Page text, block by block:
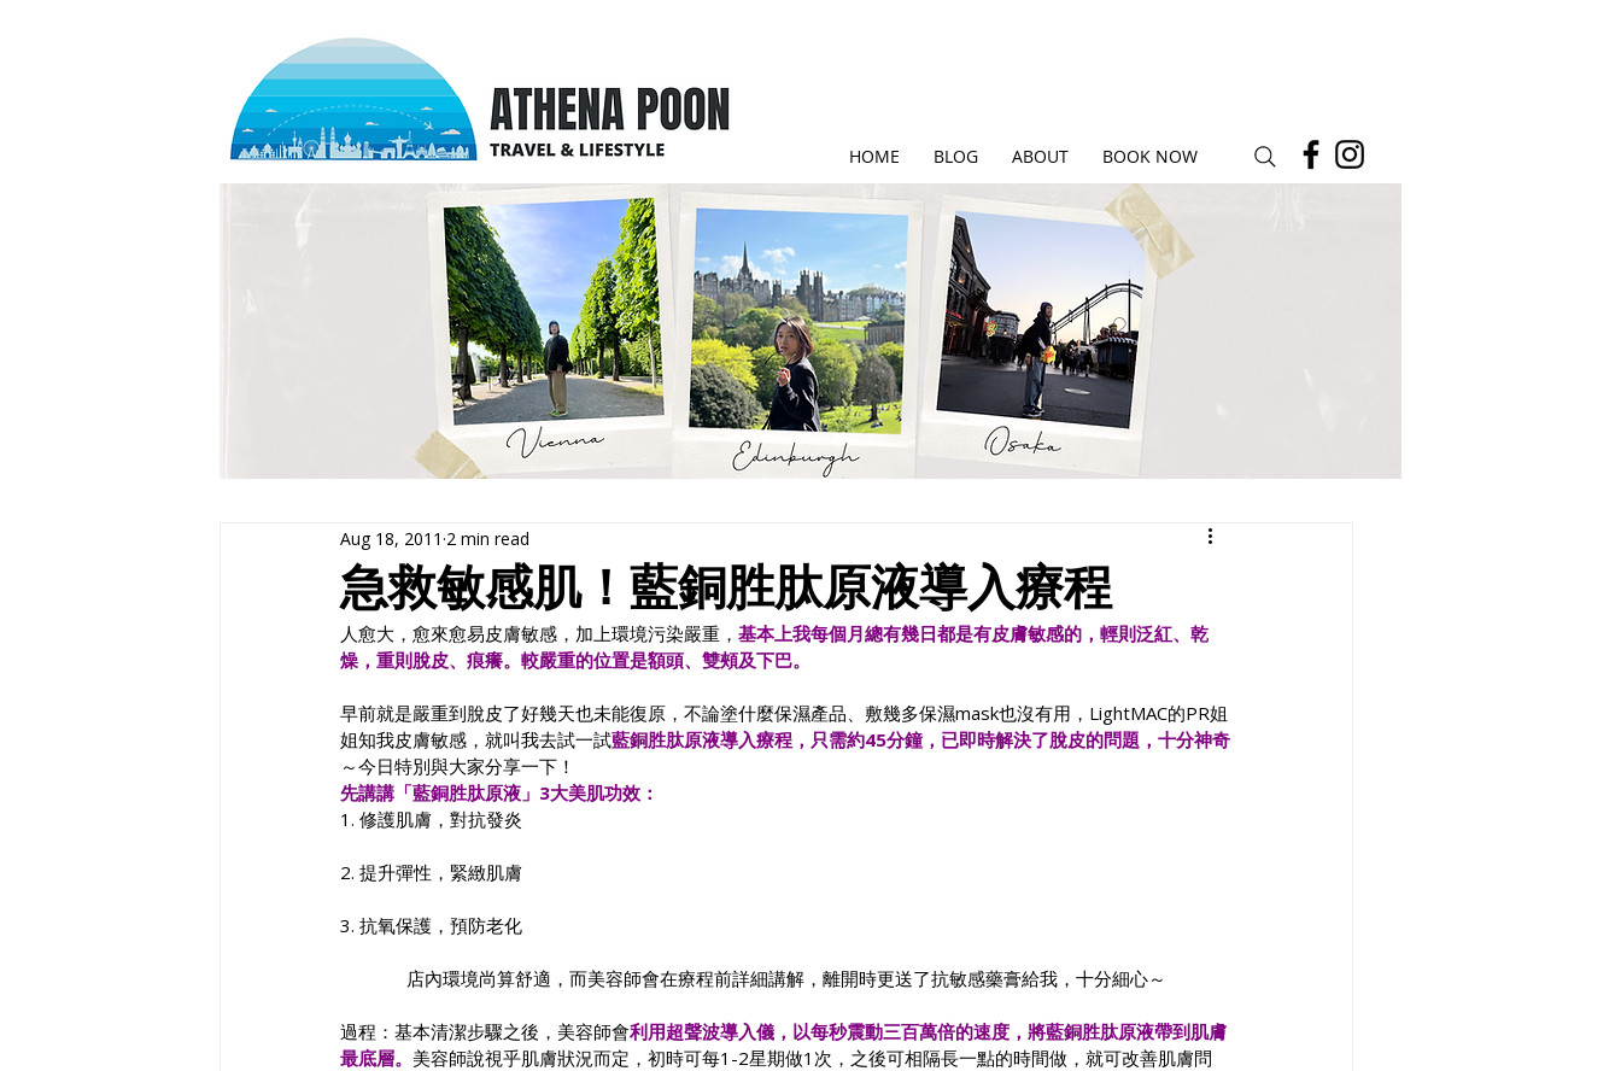
HOME BLOG ABOUT BOOK NOW
急救敏感肌！藍銅胜肽原液導入療程
Aug 18, 2011 2 min read
人愈大，愈來愈易皮膚敏感，加上環境污染嚴重， 基本上我每個月總有幾日都是有皮膚敏感的，輕則泛紅、乾
燥，重則脫皮、痕癢。較嚴重的位置是額頭、雙頰及下巴。
早前就是嚴重到脫皮了好幾天也未能復原，不論塗什麼保濕產品、敷幾多保濕mask也沒有用，LightMAC的PR姐
姐知我皮膚敏感，就叫我去試一試藍銅胜肽原液導入療程，只需約45分鐘，已即時解決了脫皮的問題，十分神奇
～今日特別與大家分享一下！
先講講「藍銅胜肽原液」3大美肌功效：
1. 修護肌膚，對抗發炎
2. 提升彈性，緊緻肌膚
3. 抗氧保護，預防老化
店內環境尚算舒適，而美容師會在療程前詳細講解，離開時更送了抗敏感藥膏給我，十分細心～
過程：基本清潔步驟之後，美容師會利用超聲波導入儀，以每秒震動三百萬倍的速度，將藍銅胜肽原液帶到肌膚
最底層。 美容師說視乎肌膚狀況而定，初時可每1-2星期做1次，之後可相隔長一點的時間做，就可改善肌膚問